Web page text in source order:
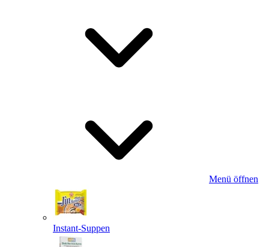
Menü öffnen
Instant-Suppen